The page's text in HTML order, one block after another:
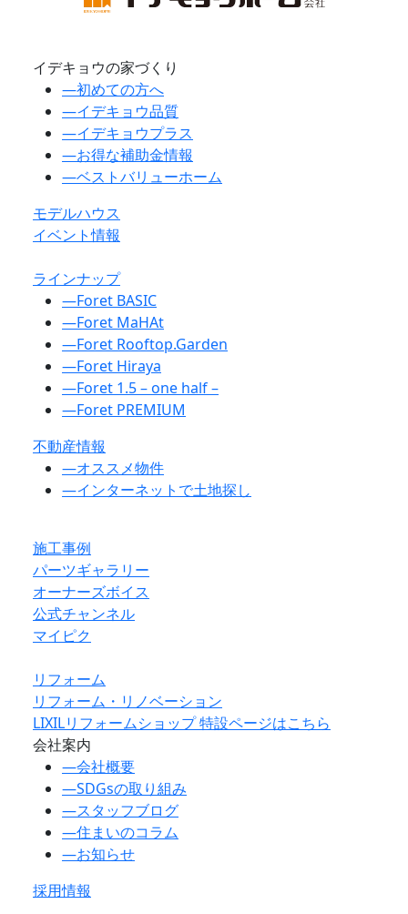
イデキョウの家づくり
―初めての方へ
―イデキョウ品質
―イデキョウプラス
―お得な補助金情報
―ベストバリューホーム
モデルハウス
イベント情報
ラインナップ
―Foret BASIC
―Foret MaHAt
―Foret Rooftop.Garden
―Foret Hiraya
―Foret 1.5 – one half –
―Foret PREMIUM
不動産情報
―オススメ物件
―インターネットで土地探し
施工事例
パーツギャラリー
オーナーズボイス
公式チャンネル
マイピク
リフォーム
リフォーム・リノベーション
LIXILリフォームショップ 特設ページはこちら
会社案内
―会社概要
―SDGsの取り組み
―スタッフブログ
―住まいのコラム
―お知らせ
採用情報